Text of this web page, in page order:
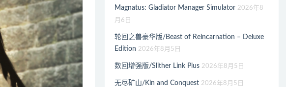
Magnatus: Gladiator Manager Simulator 2026年8
月6日
轮回之兽豪华版/Beast of Reincarnation – Deluxe
Edition 2026年8月5日
数回增强版/Slither Link Plus 2026年8月5日
无尽矿山/Kin and Conquest 2026年8月5日